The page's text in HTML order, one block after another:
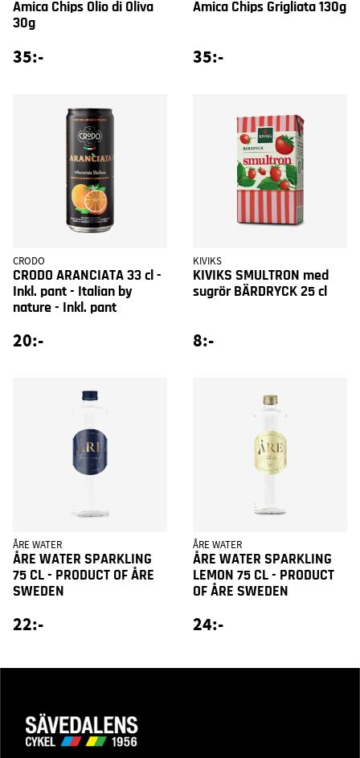
Amica Chips Olio di Oliva
30g
35:-
Amica Chips Grigliata 130g
35:-
CRODO
CRODO ARANCIATA 33 cl -
Inkl. pant - Italian by
nature - Inkl. pant
20:-
KIVIKS
KIVIKS SMULTRON med
sugrör BÄRDRYCK 25 cl
8:-
ÅRE WATER
ÅRE WATER SPARKLING
75 CL - PRODUCT OF ÅRE
SWEDEN
22:-
ÅRE WATER
ÅRE WATER SPARKLING
LEMON 75 CL - PRODUCT
OF ÅRE SWEDEN
24:-